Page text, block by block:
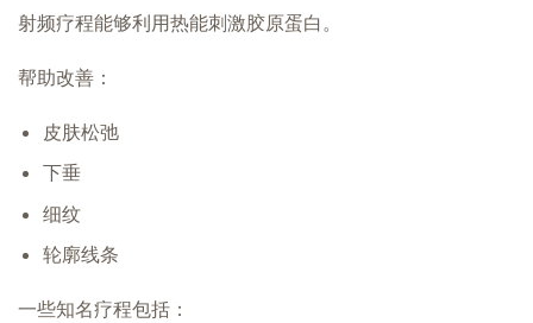
射频疗程能够利用热能刺激胶原蛋白。
帮助改善：
皮肤松弛
下垂
细纹
轮廓线条
一些知名疗程包括：